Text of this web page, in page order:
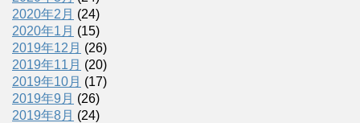
2020年2月 (24)
2020年1月 (15)
2019年12月 (26)
2019年11月 (20)
2019年10月 (17)
2019年9月 (26)
2019年8月 (24)